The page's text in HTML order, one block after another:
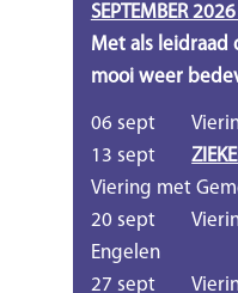
SEPTEMBER
Met als leidraad
mooi weer
06 sept
13 sept
Viering met
20 sept
Engelen
27 sept